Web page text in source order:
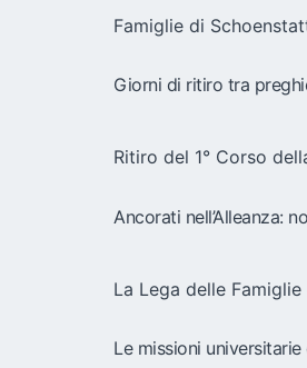
Famiglie di
Giorni di ritiro tra
Ritiro del 1° Corso
Ancorati nell’Alleanza:
La Lega delle
Le missioni